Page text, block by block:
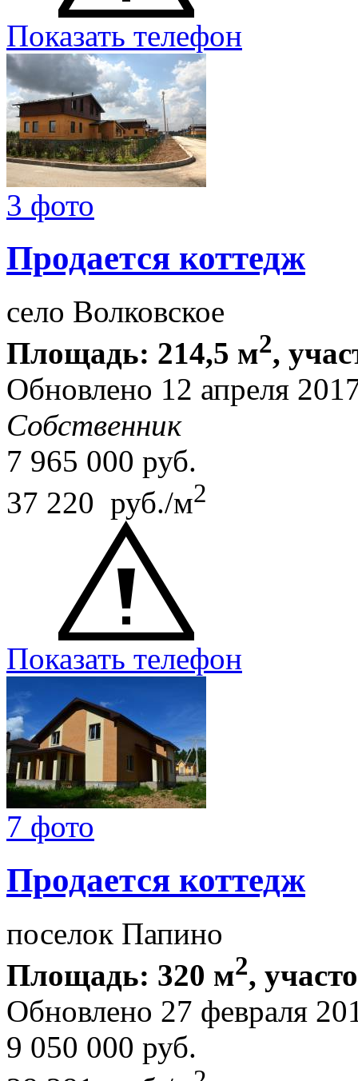
Показать телефон
3 фото
Продается коттедж
село Волковское
Площадь: 214,5 м2,
Обновлено 12 апреля
Собственник
7 965 000 руб.
37 220 руб./м2
Показать телефон
7 фото
Продается коттедж
поселок Папино
Площадь: 320 м2,
Обновлено 27 февраля
9 050 000 руб.